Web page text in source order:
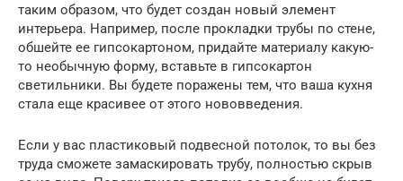
таким образом, что будет создан новый элемент
интерьера. Например, после прокладки трубы по стене,
обшейте ее гипсокартоном, придайте материалу какую-
то необычную форму, вставьте в гипсокартон
светильники. Вы будете поражены тем, что ваша кухня
стала еще красивее от этого нововведения.
Если у вас пластиковый подвесной потолок, то вы без
труда сможете замаскировать трубу, полностью скрыв